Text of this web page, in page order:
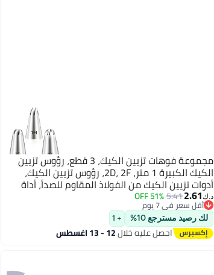
مجموعة فوهات تزيين الكيك، 3 قطع، رؤوس تزيين
الكيك الكبيرة 1 متر، 2D، 2F، رؤوس تزيين الكيك،
أدوات تزيين الكيك من الفولاذ المقاوم للصدأ، أداة
تزيين الكيك بنفسك لتزيين الكب كيك بالكريمة
د.ك‏2.61
5.41
51% OFF
أقل سعر في 7 يوم
أقل سعر في 7 يوم
لك رصيد مسترجع 10% + 1
احصل عليه خلال12 - 13 اغسطس